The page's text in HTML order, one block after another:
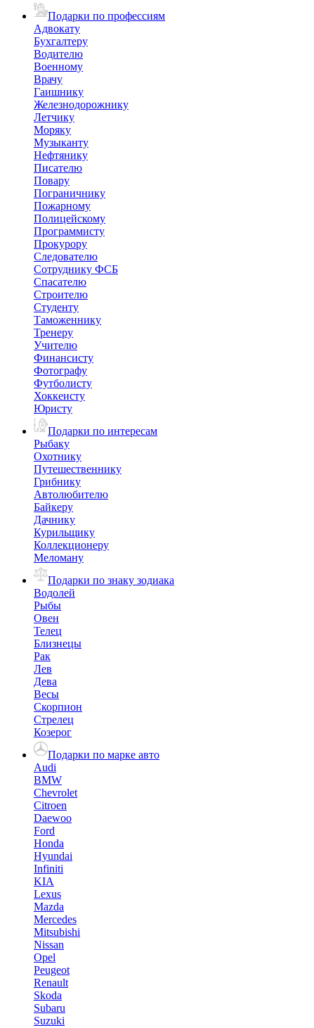
Подарки по профессиям
Адвокату
Бухгалтеру
Водителю
Военному
Врачу
Гаишнику
Железнодорожнику
Летчику
Моряку
Музыканту
Нефтянику
Писателю
Повару
Пограничнику
Пожарному
Полицейскому
Программисту
Прокурору
Следователю
Сотруднику ФСБ
Спасателю
Строителю
Студенту
Таможеннику
Тренеру
Учителю
Финансисту
Фотографу
Футболисту
Хоккеисту
Юристу
Подарки по интересам
Рыбаку
Охотнику
Путешественнику
Грибнику
Автолюбителю
Байкеру
Дачнику
Курильщику
Коллекционеру
Меломану
Подарки по знаку зодиака
Водолей
Рыбы
Овен
Телец
Близнецы
Рак
Лев
Дева
Весы
Скорпион
Стрелец
Козерог
Подарки по марке авто
Audi
BMW
Chevrolet
Citroen
Daewoo
Ford
Honda
Hyundai
Infiniti
KIA
Lexus
Mazda
Mercedes
Mitsubishi
Nissan
Opel
Peugeot
Renault
Skoda
Subaru
Suzuki